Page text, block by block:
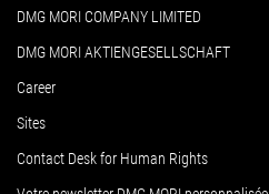
DMG MORI COMPANY LIMITED
DMG MORI AKTIENGESELLSCHAFT
Career
Sites
Contact Desk for Human Rights